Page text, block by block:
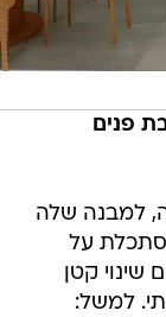
פנים
למבנה שלה
על
קטן
למשל: